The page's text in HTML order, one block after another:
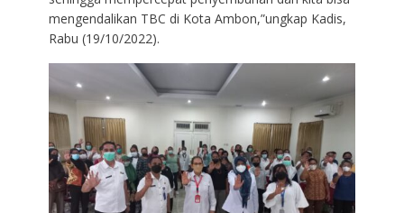
mengendalikan TBC di Kota Ambon,”ungkap Kadis,
Rabu (19/10/2022).